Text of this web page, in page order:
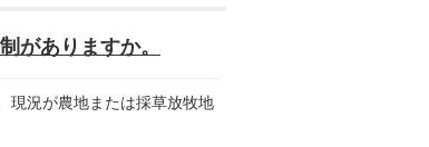
がありますか。
現況が農地または採草放牧地